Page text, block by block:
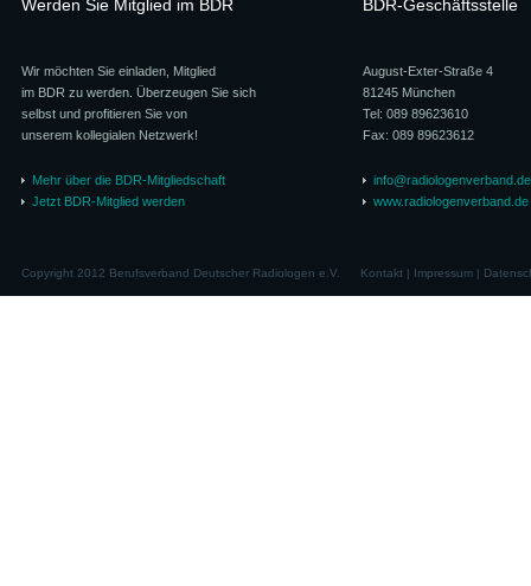
Werden Sie Mitglied im BDR
Wir möchten Sie einladen, Mitglied
im BDR zu werden. Überzeugen Sie sich
selbst und profitieren Sie von
unserem kollegialen Netzwerk!
Mehr über die BDR-Mitgliedschaft
Jetzt BDR-Mitglied werden
BDR-Geschäftsstelle
August-Exter-Straße 4
81245 München
Tel: 089 89623610
Fax: 089 89623612
info@radiologenverband.de
www.radiologenverband.de
Copyright 2012 Berufsverband Deutscher Radiologen e.V. Kontakt| Impressum|